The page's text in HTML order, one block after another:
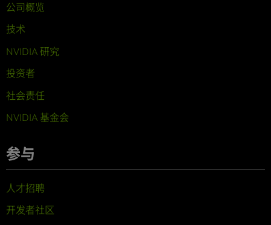
公司概览
技术
NVIDIA 研究
投资者
社会责任
NVIDIA 基金会
参与
人才招聘
开发者社区